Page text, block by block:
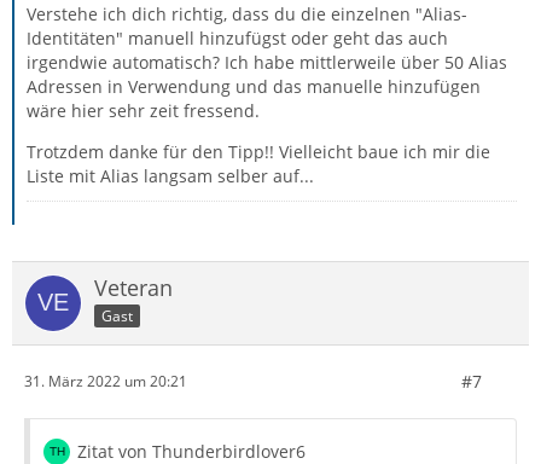
Verstehe ich dich richtig, dass du die einzelnen "Alias-
Identitäten" manuell hinzufügst oder geht das auch
irgendwie automatisch? Ich habe mittlerweile über 50 Alias
Adressen in Verwendung und das manuelle hinzufügen
wäre hier sehr zeit fressend.
Trotzdem danke für den Tipp!! Vielleicht baue ich mir die
Liste mit Alias langsam selber auf...
Veteran
Gast
31. März 2022 um 20:21 #7
Zitat von Thunderbirdlover6